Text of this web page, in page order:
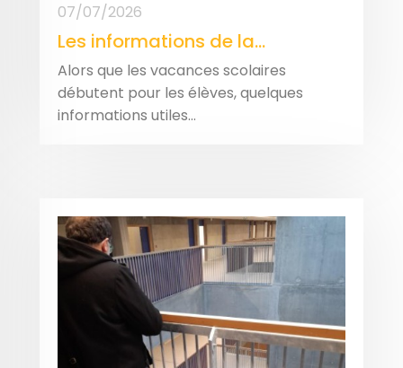
07/07/2026
Les informations de la...
Alors que les vacances scolaires
débutent pour les élèves, quelques
informations utiles...